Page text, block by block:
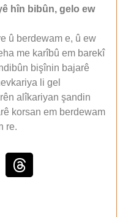
hîn bibûn, gelo ew
û berdewam e, û ew
me karîbû em barekî
bişînin bajarê
li gel
alîkariyan şandin
korsan em berdewam
re.